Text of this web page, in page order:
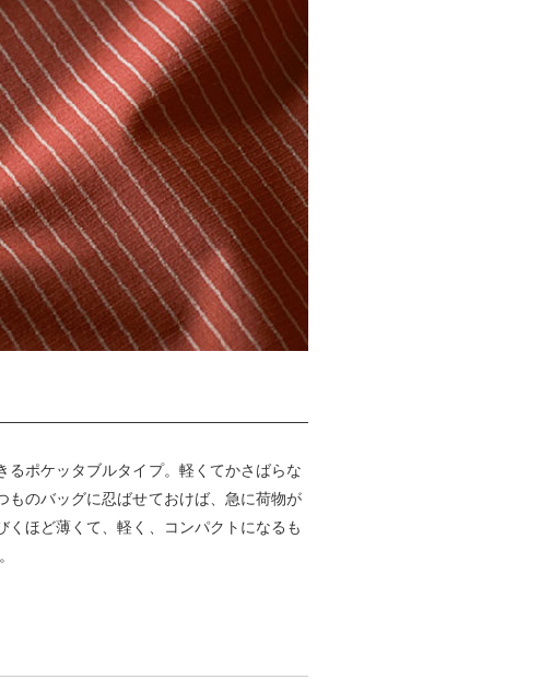
ポケッタブルタイプ。軽くてかさばらな
のバッグに忍ばせておけば、急に荷物が
ほど薄くて、軽く、コンパクトになるも